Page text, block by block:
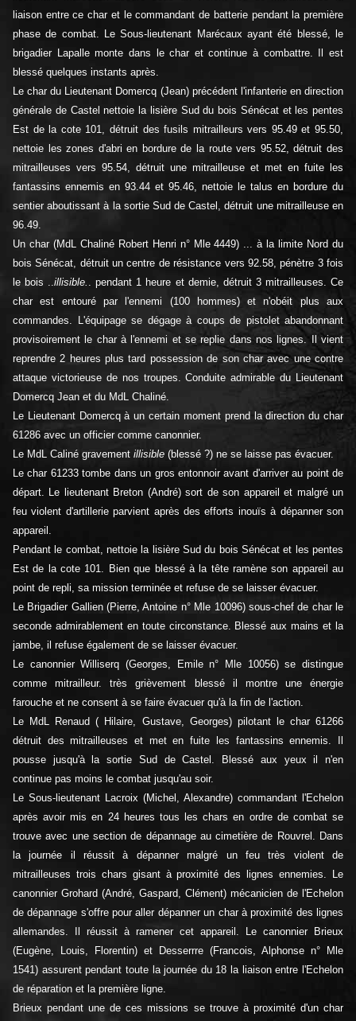
liaison entre ce char et le commandant de batterie pendant la première
phase de combat. Le Sous-lieutenant Marécaux ayant été blessé, le
brigadier Lapalle monte dans le char et continue à combattre. Il est
blessé quelques instants après.
Le char du Lieutenant Domercq (Jean) précédent l'infanterie en direction
générale de Castel nettoie la lisière Sud du bois Sénécat et les pentes
Est de la cote 101, détruit des fusils mitrailleurs vers 95.49 et 95.50,
nettoie les zones d'abri en bordure de la route vers 95.52, détruit des
mitrailleuses vers 95.54, détruit une mitrailleuse et met en fuite les
fantassins ennemis en 93.44 et 95.46, nettoie le talus en bordure du
sentier aboutissant à la sortie Sud de Castel, détruit une mitrailleuse en
96.49.
Un char (MdL Chaliné Robert Henri n° Mle 4449) ... à la limite Nord du
bois Sénécat, détruit un centre de résistance vers 92.58, pénètre 3 fois
le bois ..illisible. . pendant 1 heure et demie, détruit 3 mitrailleuses. Ce
char est entouré par l'ennemi (100 hommes) et n'obéit plus aux
commandes. L'équipage se dégage à coups de pistolet abandonnant
provisoirement le char à l'ennemi et se replie dans nos lignes. Il vient
reprendre 2 heures plus tard possession de son char avec une contre
attaque victorieuse de nos troupes. Conduite admirable du Lieutenant
Domercq Jean et du MdL Chaliné.
Le Lieutenant Domercq à un certain moment prend la direction du char
61286 avec un officier comme canonnier.
Le MdL Caliné gravement illisible (blessé ?) ne se laisse pas évacuer.
Le char 61233 tombe dans un gros entonnoir avant d'arriver au point de
départ. Le lieutenant Breton (André) sort de son appareil et malgré un
feu violent d'artillerie parvient après des efforts inouïs à dépanner son
appareil.
Pendant le combat, nettoie la lisière Sud du bois Sénécat et les pentes
Est de la cote 101. Bien que blessé à la tête ramène son appareil au
point de repli, sa mission terminée et refuse de se laisser évacuer.
Le Brigadier Gallien (Pierre, Antoine n° Mle 10096) sous-chef de char le
seconde admirablement en toute circonstance. Blessé aux mains et la
jambe, il refuse également de se laisser évacuer.
Le canonnier Williserq (Georges, Emile n° Mle 10056) se distingue
comme mitrailleur. très grièvement blessé il montre une énergie
farouche et ne consent à se faire évacuer qu'à la fin de l'action.
Le MdL Renaud ( Hilaire, Gustave, Georges) pilotant le char 61266
détruit des mitrailleuses et met en fuite les fantassins ennemis. Il
pousse jusqu'à la sortie Sud de Castel. Blessé aux yeux il n'en
continue pas moins le combat jusqu'au soir.
Le Sous-lieutenant Lacroix (Michel, Alexandre) commandant l'Echelon
après avoir mis en 24 heures tous les chars en ordre de combat se
trouve avec une section de dépannage au cimetière de Rouvrel. Dans
la journée il réussit à dépanner malgré un feu très violent de
mitrailleuses trois chars gisant à proximité des lignes ennemies. Le
canonnier Grohard (André, Gaspard, Clément) mécanicien de l'Echelon
de dépannage s'offre pour aller dépanner un char à proximité des lignes
allemandes. Il réussit à ramener cet appareil. Le canonnier Brieux
(Eugène, Louis, Florentin) et Desserrre (Francois, Alphonse n° Mle
1541) assurent pendant toute la journée du 18 la liaison entre l'Echelon
de réparation et la première ligne.
Brieux pendant une de ces missions se trouve à proximité d'un char